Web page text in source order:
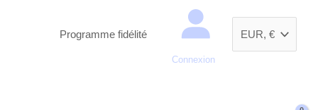
Programme fidélité
Connexion
Recherche